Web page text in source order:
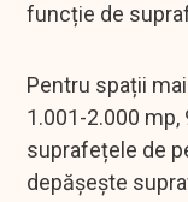
funcție de
Pentru spații
1.001-2.000
suprafețele de
depășește